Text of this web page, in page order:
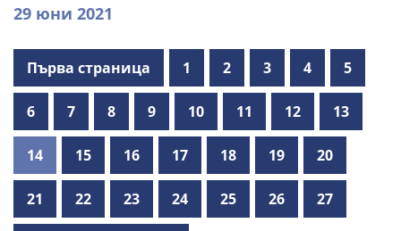
29 юни 2021
Първа страница 1 2 3 4 5
6 7 8 9 10 11 12 13
14 15 16 17 18 19 20
21 22 23 24 25 26 27